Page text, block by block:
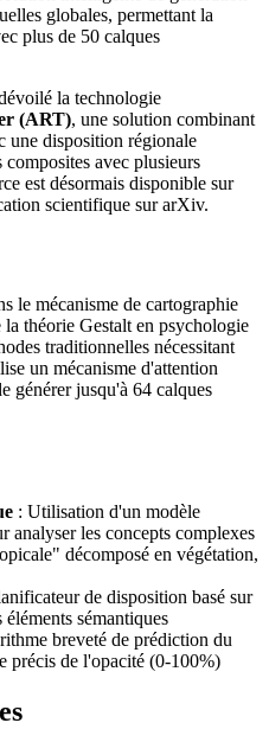
globales, permettant la
plus de 50 calques
la technologie
(ART), une solution combinant
une disposition régionale
avec plusieurs
est désormais disponible sur
scientifique sur arXiv.
le mécanisme de cartographie
théorie Gestalt en psychologie
traditionnelles nécessitant
un mécanisme d'attention
générer jusqu'à 64 calques
: Utilisation d'un modèle
les concepts complexes
décomposé en végétation,
de disposition basé sur
sémantiques
breveté de prédiction du
précis de l'opacité (0-100%)